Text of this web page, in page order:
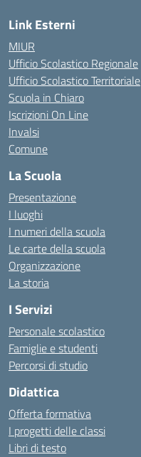
Link Esterni
MIUR
Ufficio Scolastico Regionale
Ufficio Scolastico Territoriale
Scuola in Chiaro
Iscrizioni On Line
Invalsi
Comune
La Scuola
Presentazione
I luoghi
I numeri della scuola
Le carte della scuola
Organizzazione
La storia
I Servizi
Personale scolastico
Famiglie e studenti
Percorsi di studio
Didattica
Offerta formativa
I progetti delle classi
Libri di testo